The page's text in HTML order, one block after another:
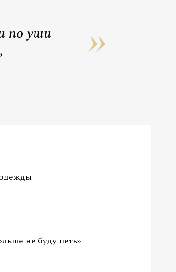
по уши
не буду петь»